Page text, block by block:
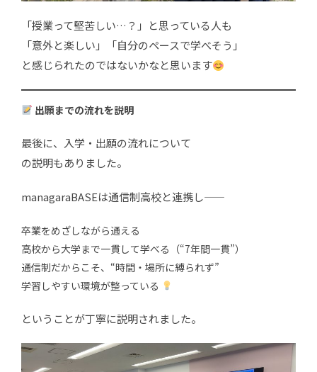
「授業って堅苦しい…？」と思っている人も
「意外と楽しい」「自分のペースで学べそう」
と感じられたのではないかなと思います
出願までの流れを説明
最後に、入学・出願の流れについて
の説明もありました。
managaraBASEは通信制高校と連携し――
卒業をめざしながら通える
高校から大学まで一貫して学べる（“7年間一貫”）
通信制だからこそ、“時間・場所に縛られず”
学習しやすい環境が整っている
ということが丁寧に説明されました。